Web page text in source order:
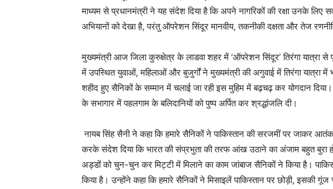
माध्यम से प्रधानमंत्री ने यह संदेश दिया है कि अपने नागरिकों की रक्षा उनके
अभियानों को देखा है, परंतु ऑपरेशन सिंदूर मानवीय, तकनीकी दक्षता और तेज
मुख्यमंत्री आज जिला कुरुक्षेत्र के लाडवा शहर में ‘ऑपरेशन सिंदूर’ तिरंगा यात्रा से
में उपस्थित युवाओं, महिलाओं और बुजुर्गों ने मुख्यमंत्री की अगुवाई में तिरंगा
शहीद हुए सैनिकों के सम्मान में चलाई जा रही इस मुहिम में बढ़चढ़ कर योगदान
के सभागार में पहलगाम के बलिदानियों को पुष्प अर्पित कर श्रद्धांजलि दी।
नायब सिंह सैनी ने कहा कि हमारे सैनिकों ने पाकिस्तान की सरजमीं पर जाकर
करके संदेश दिया कि भारत की संप्रभुता की तरफ आंख उठाने का अंजाम बहुत बुरा
अड्डों को चुन-चुन कर मिट्टी में मिलाने का काम जांबाज सैनिकों ने किया है।
किया है। उन्होंने कहा कि हमारे सैनिकों ने मिसाइलें पाकिस्तान पर छोड़ी, इसकी